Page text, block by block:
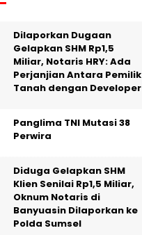
Dilaporkan Dugaan
Gelapkan SHM Rp1,5
Miliar, Notaris HRY: Ada
Perjanjian Antara Pemilik
Tanah dengan Developer
Panglima TNI Mutasi 38
Perwira
Diduga Gelapkan SHM
Klien Senilai Rp1,5 Miliar,
Oknum Notaris di
Banyuasin Dilaporkan ke
Polda Sumsel ‎